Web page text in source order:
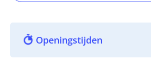
Openingstijden